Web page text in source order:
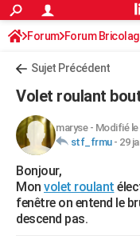
ACTUALITÉS
Politique
Société
Faits Divers
Education
Monde
Villes
+
FINANCE
Retraite
Impôts
Epargne
Immobilier
Risques naturels par ville
Banque
Assurance
Crédit
AUTO
Essais
Réserver un essai
Citadines
Berlines
SUV
Forum auto
+HIGH-TECH
Mobiles
Meilleur smartphone
Internet
Ordinateurs
Jeux vidéo
Guide high-tech
+BRICOLAGE
Forum Forum
Sujet Précédent
Volet roulant
maryse- Modifié le
stf_frmu- 29
Bonjour,
Mon volet roulant
fenêtre on entend le
descend pas.